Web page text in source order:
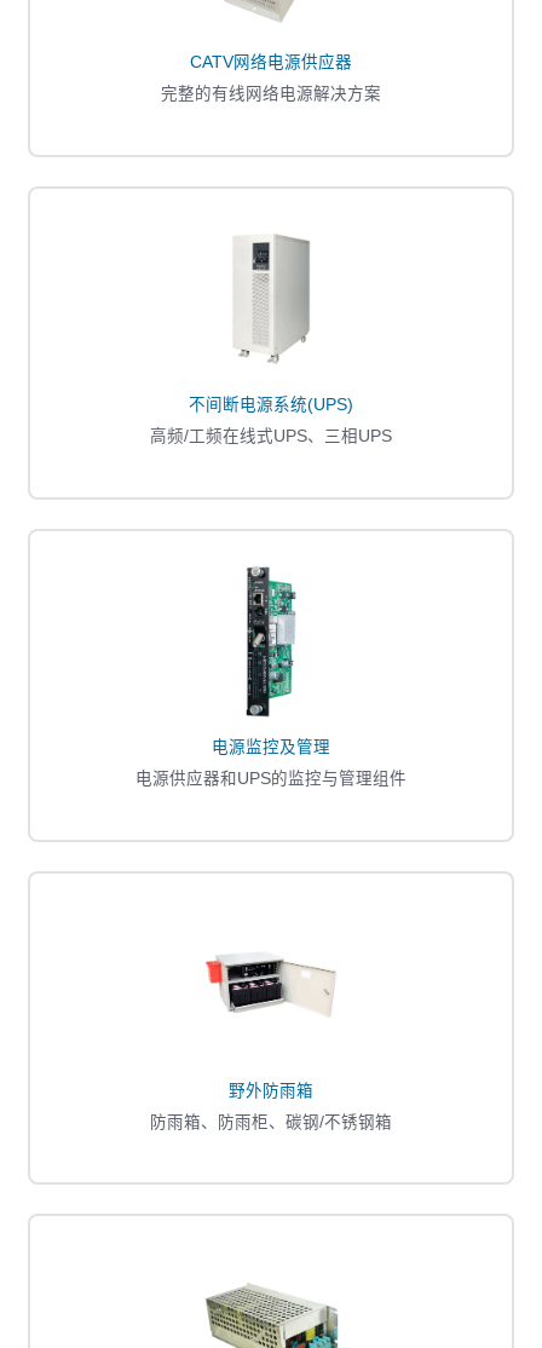
CATV网络电源供应器
完整的有线网络电源解决方案
不间断电源系统(UPS)
高频/工频在线式UPS、三相UPS
电源监控及管理
电源供应器和UPS的监控与管理组件
野外防雨箱
防雨箱、防雨柜、碳钢/不锈钢箱